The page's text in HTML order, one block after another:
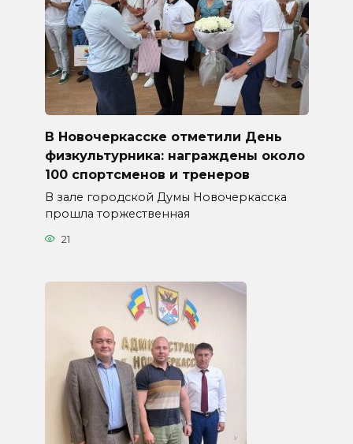
В Новочеркасске отметили День
физкультурника: награждены около
100 спортсменов и тренеров
В зале городской Думы Новочеркасска
прошла торжественная
21